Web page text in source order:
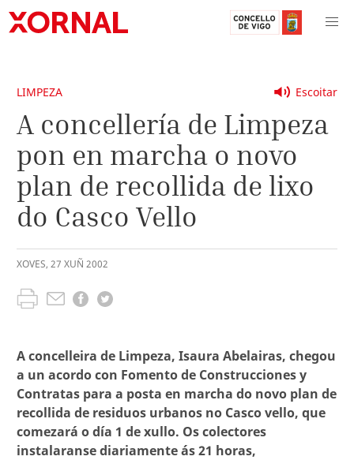
Escoitar
LIMPEZA
A concellería de Limpeza
pon en marcha o novo
plan de recollida de lixo
do Casco Vello
XOVES, 27 XUÑ 2002
A concelleira de Limpeza, Isaura Abelairas, chegou
a un acordo con Fomento de Construcciones y
Contratas para a posta en marcha do novo plan de
recollida de residuos urbanos no Casco vello, que
comezará o día 1 de xullo. Os colectores
instalaranse diariamente ás 21 horas,